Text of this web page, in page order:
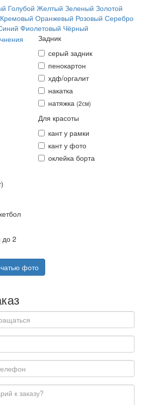
Голубой Желтый Зеленый Золотой
Кремовый Оранжевый Розовый Серебро
Фиолетовый Чёрный
Задник
серый задник
пенокартон
хдф/оргалит
накатка
натяжка (2см)
Для красоты
кант у рамки
кант у фото
оклейка борта
2
фото